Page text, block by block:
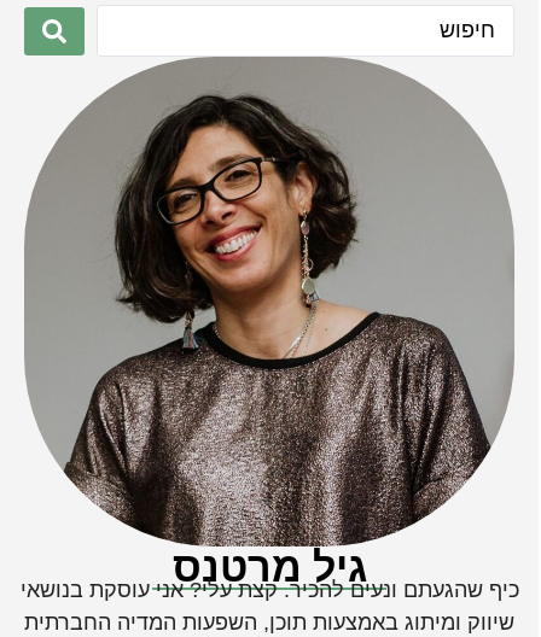
גיל מרטנס
כיף שהגעתם ונעים להכיר. קצת עלי? אני עוסקת בנושאי
שיווק ומיתוג באמצעות תוכן, השפעות המדיה החברתית